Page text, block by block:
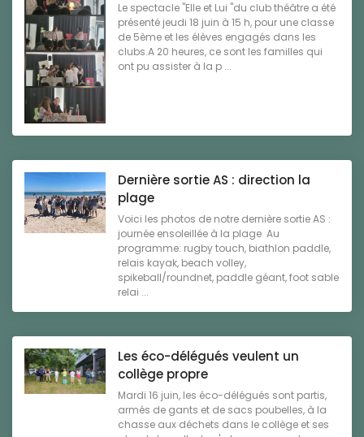
Le spectacle "Elle et Lui "du club théâtre a été
présenté jeudi 18 juin à 15 h, pour une classe
de 5ème et les élèves engagés dans les
clubs.A 20 heures, ce sont les familles qui
ont pu assister à la p ...
Dernière sortie AS : direction la
plage
Voici les photos de notre dernière sortie AS :
journée ensoleillée à la plage Au
programme: rugby touch, biathlon paddle,
relais kayak, beach volley,
spikeball/roundnet, paddle géant, foot sable
relai ...
Les éco-délégués veulent un
collège propre
Mardi 16 juin, les éco-délégués sont partis,
armés de gants et de sacs poubelles, à la
chasse aux déchets dans le collège et ses